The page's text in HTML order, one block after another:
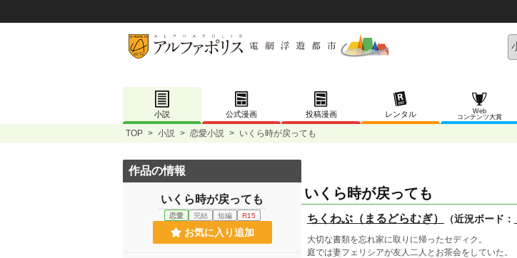
小説 公式漫画 投稿漫画 レンタル
Web
コンテンツ大賞
TOP > 小説 > 恋愛小説 > いくら時が戻っても
いくら時が戻っても
ちくわぶ（まるどらむぎ） （近況ボード：
大切な書類を忘れ家に取りに帰ったセディク。
庭では妻フェリシアが友人二人とお茶会をしていた。
作品の情報
いくら時が戻っても
恋愛 完結 短編 R15
お気に入り追加